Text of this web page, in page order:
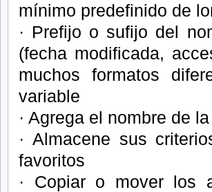
mínimo predefinido de
· Prefijo o sufijo del
(fecha modificada,
muchos formatos
variable
· Agrega el nombre de
· Almacene sus
favoritos
· Copiar o mover los